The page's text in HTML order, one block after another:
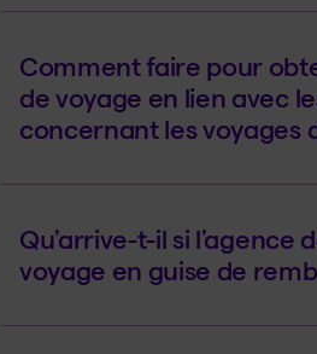
Comment faire pour
de voyage en lien avec
concernant les voyages
Qu’arrive-t-il si
voyage en guise de